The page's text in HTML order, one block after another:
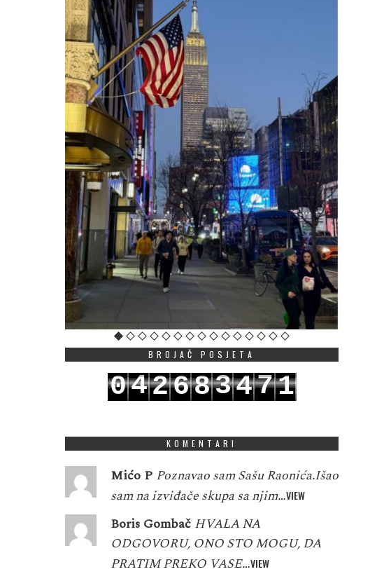
BROJAČ POSJETA
042683471
KOMENTARI
Mićo P Poznavao sam Sašu Raonića.Išao
sam na izviđače skupa sa njim…VIEW
Boris Gombač HVALA NA
ODGOVORU, ONO STO MOGU, DA
PRATIM PREKO VASE…VIEW